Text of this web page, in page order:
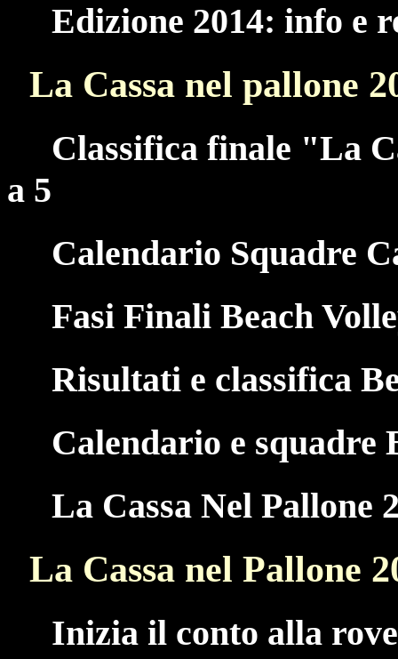
Edizione 2014: info e
La Cassa nel pallone
Classifica finale "La
a 5
Calendario Squadre
Fasi Finali Beach
Risultati e classifica
Calendario e squadre
La Cassa Nel Pallone
La Cassa nel Pallone
Inizia il conto alla